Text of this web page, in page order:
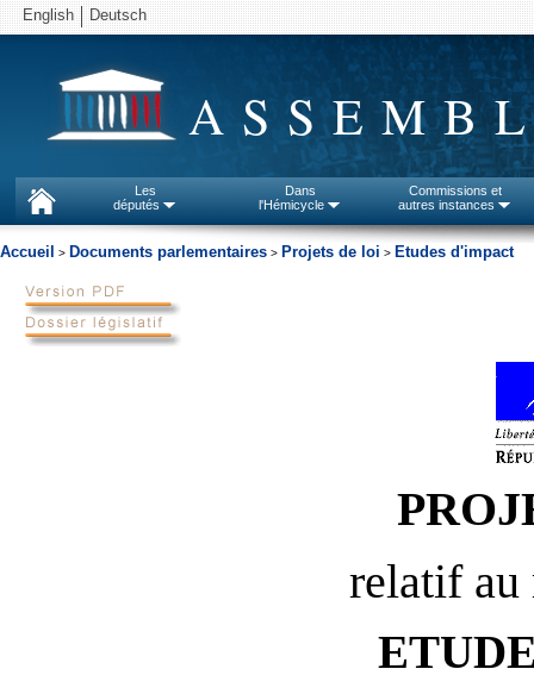
English Deutsch
Les
députés
Dans
l'Hémicycle
Commissions et
autres instances
Accueil > Documents parlementaires > Projets de loi > Etudes d'impact
relatif au